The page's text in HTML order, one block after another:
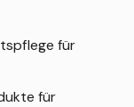
für
für